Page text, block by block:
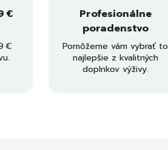
€
€
Profesionálne
poradenstvo
Pomôžeme vám vybrať to
najlepšie z kvalitných
doplnkov výživy.